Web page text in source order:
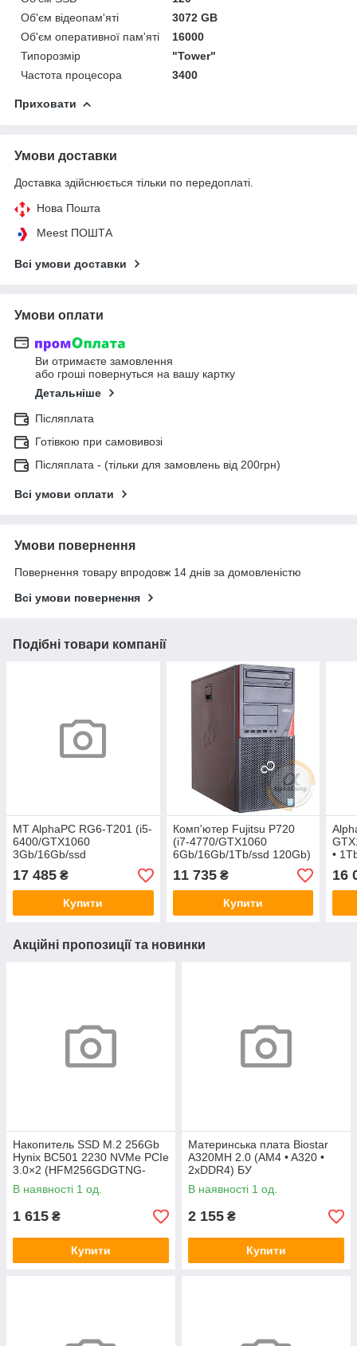
Об'єм відеопам'яті
3072 GB
Об'єм оперативної пам'яті
16000
Типорозмір
"Tower"
Частота процесора
3400
Приховати
Умови доставки
Доставка здійснюється тільки по передоплаті.
Нова Пошта
Meest ПОШТА
Всі умови доставки
Умови оплати
Ви отримаєте замовлення
або гроші повернуться на вашу картку
Детальніше
Післяплата
Готівкою при самовивозі
Післяплата - (тільки для замовлень від 200грн)
Всі умови оплати
Умови повернення
Повернення товару впродовж 14 днів за домовленістю
Всі умови повернення
Подібні товари компанії
MT AlphaPC RG6-T201 (i5-
6400/GTX1060
3Gb/16Gb/ssd
17 485 ₴
Купити
Комп'ютер Fujitsu P720
(i7-4770/GTX1060
6Gb/16Gb/1Tb/ssd 120Gb)
11 735₴
Купити
•
16
Акційні пропозиції та новинки
Накопитель SSD M.2 256Gb
Hynix BC501 2230 NVMe PCIe
3.0×2 (HFM256GDGTNG-
83A0A) 800/1600 БУ
В наявності 1 од.
1 615 ₴
Купити
Материнська плата Biostar
A320MH 2.0 (AM4 • A320 •
2xDDR4) БУ
В наявності 1 од.
2 155 ₴
Купити